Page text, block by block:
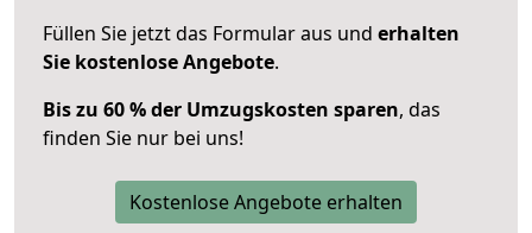
Füllen Sie jetzt das Formular aus und erhalten
Sie kostenlose Angebote.
Bis zu 60 % der Umzugskosten sparen, das
finden Sie nur bei uns!
Kostenlose Angebote erhalten